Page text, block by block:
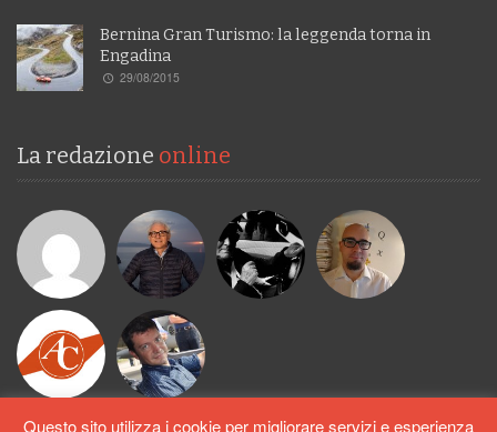
Bernina Gran Turismo: la leggenda torna in
Engadina
29/08/2015
La redazione online
Questo sito utilizza i cookie per migliorare servizi e esperienza